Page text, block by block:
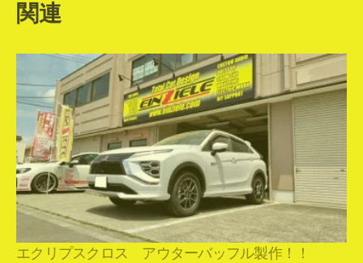
関連
エクリプスクロス アウターバッフル製作！！